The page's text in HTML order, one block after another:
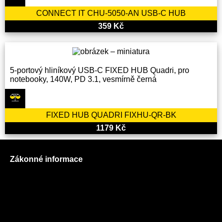
CONNECT IT CHU-5050-AN USB-C HUB
359 Kč
5-portový hliníkový USB-C FIXED HUB Quadri, pro
notebooky, 140W, PD 3.1, vesmírně černá
FIXED HUB QUADRI FIXHU-QR-BK
1179 Kč
Zákonné informace